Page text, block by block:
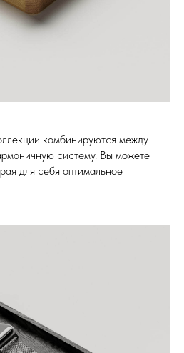
комбинируются между
систему. Вы можете
для себя оптимальное